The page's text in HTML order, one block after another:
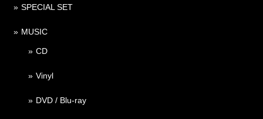
SPECIAL SET
MUSIC
CD
Vinyl
DVD / Blu-ray